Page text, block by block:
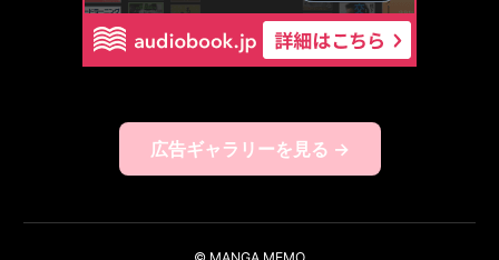
広告ギャラリーを見る →